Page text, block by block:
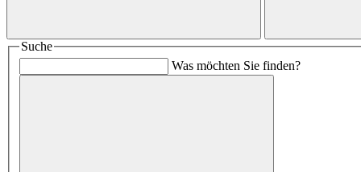
Suche
Was möchten Sie finden?